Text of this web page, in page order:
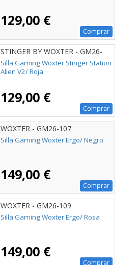
129,00 €
Comprar
STINGER BY WOXTER - GM26-
130
Silla Gaming Woxter Stinger Station
Alien V2/ Roja
129,00 €
Comprar
WOXTER - GM26-107
Silla Gaming Woxter Ergo/ Negro
149,00 €
Comprar
WOXTER - GM26-109
Silla Gaming Woxter Ergo/ Rosa
149,00 €
Comprar